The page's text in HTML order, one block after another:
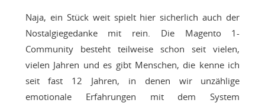
Naja, ein Stück weit spielt hier sicherlich auch der
Nostalgiegedanke mit rein. Die Magento 1-
Community besteht teilweise schon seit vielen,
vielen Jahren und es gibt Menschen, die kenne ich
seit fast 12 Jahren, in denen wir unzählige
emotionale Erfahrungen mit dem System